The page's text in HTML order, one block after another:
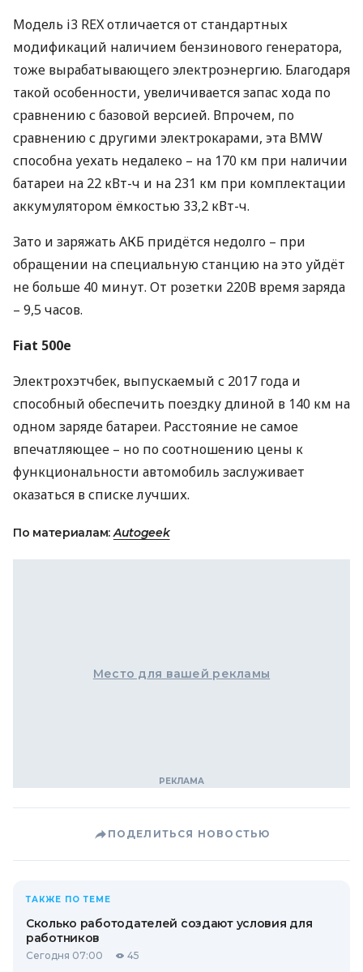
Модель i3 REXотличается от стандартных
модификаций наличием бензинового генератора,
тоже вырабатывающего электроэнергию. Благодаря
такой особенности, увеличивается запас хода по
сравнению с базовой версией. Впрочем, по
сравнению с другими электрокарами, эта BMW
способна уехать недалеко – на 170 км при наличии
батареи на 22 кВт-ч и на 231 км при комплектации
аккумулятором ёмкостью 33,2 кВт-ч.
Зато и заряжать АКБ придётся недолго – при
обращении на специальную станцию на это уйдёт
не больше 40 минут. От розетки 220В время заряда
– 9,5 часов.
Fiat 500e
Электрохэтчбек, выпускаемый с 2017 года и
способный обеспечить поездку длиной в 140 км на
одном заряде батареи. Расстояние не самое
впечатляющее – но по соотношению цены к
функциональности автомобиль заслуживает
оказаться в списке лучших.
По материалам:Autogeek
Место для вашей рекламы
ПОДЕЛИТЬСЯ НОВОСТЬЮ
ТАКЖЕ ПО ТЕМЕ
Сколько работодателей создают условия для
работников
Сегодня 07:00 45